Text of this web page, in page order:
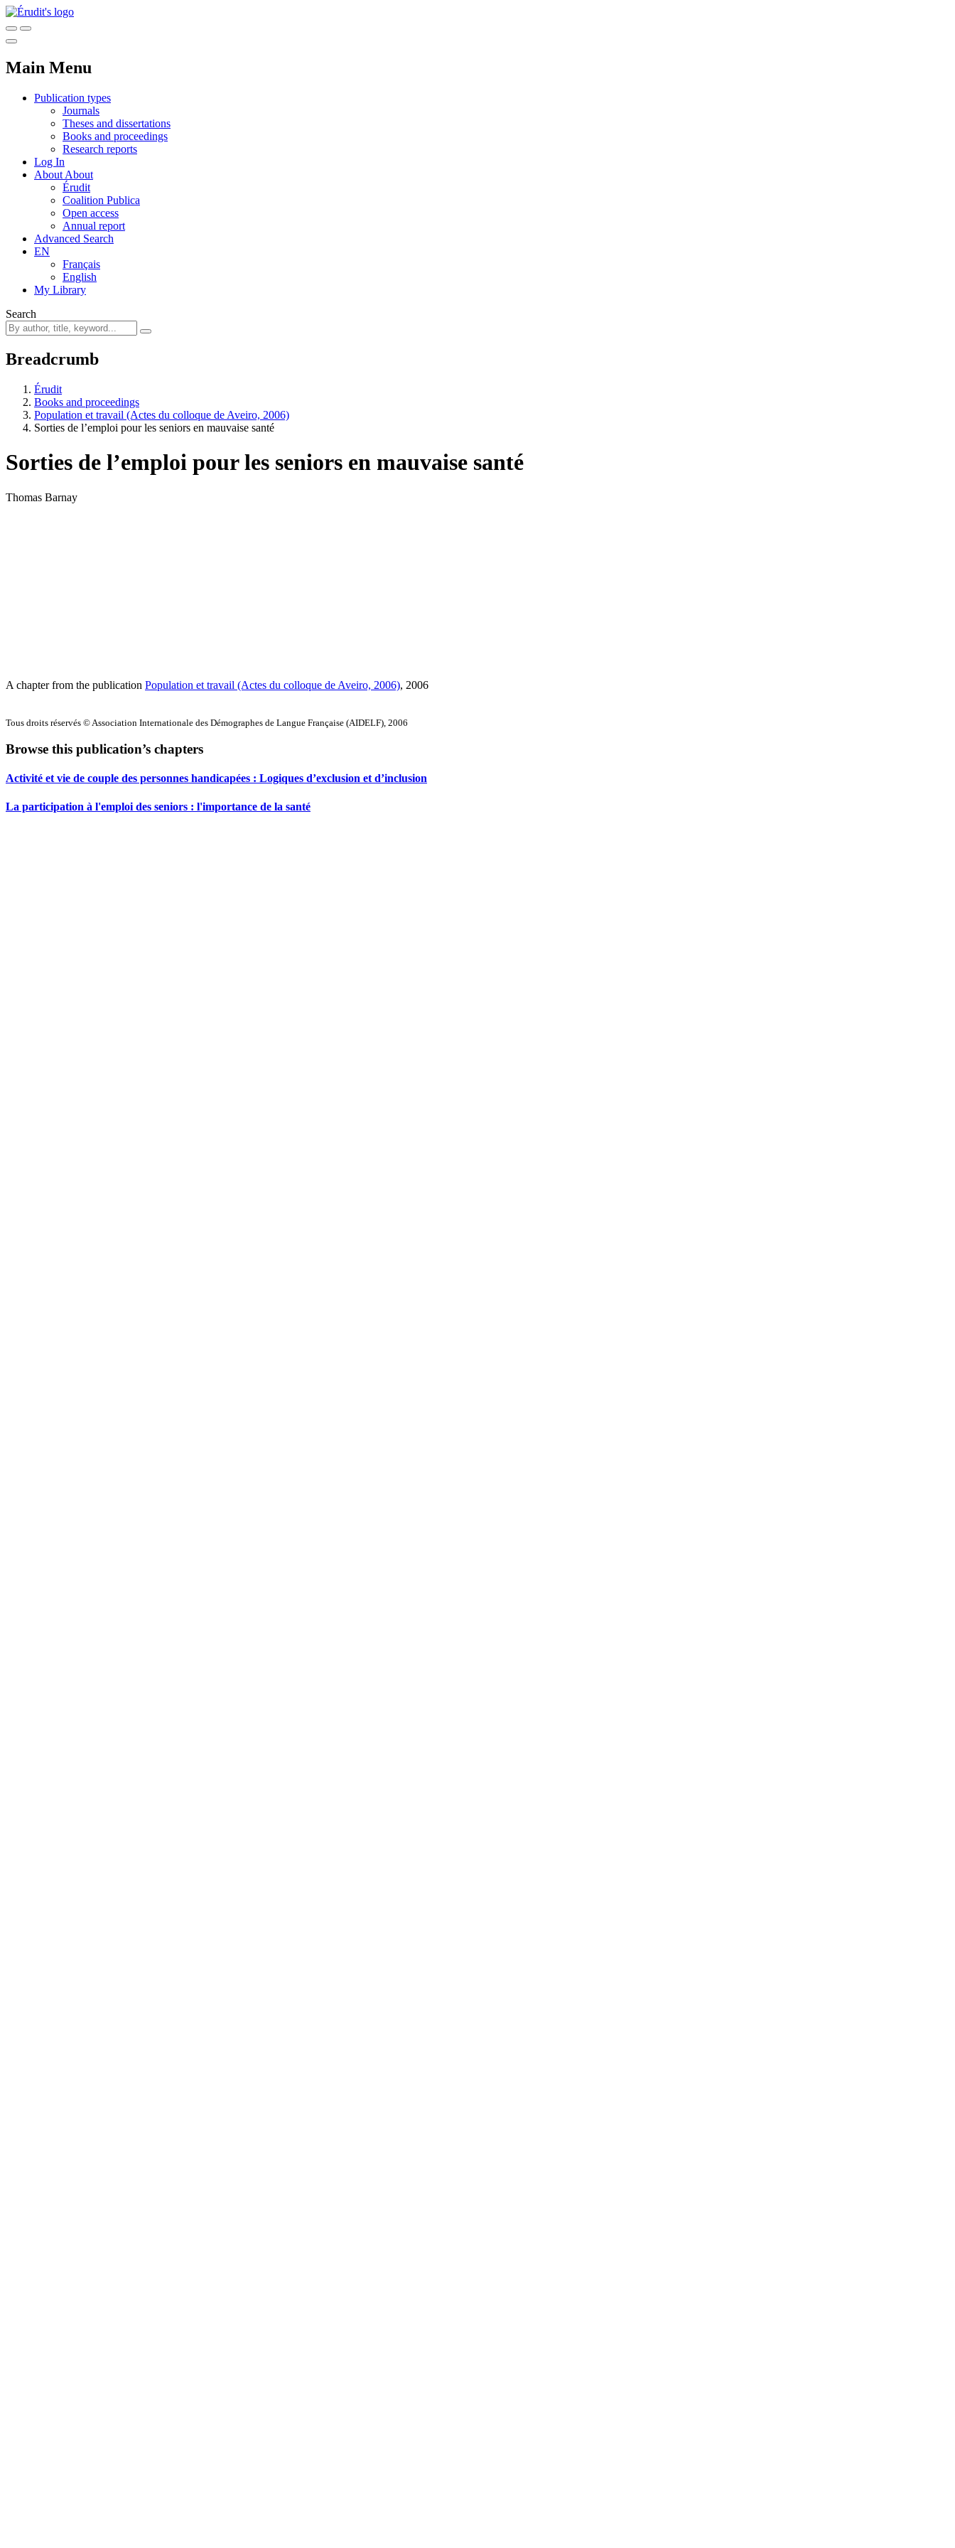
Main Menu
Publication types
Journals
Theses and dissertations
Books and proceedings
Research reports
Log In
About About
Érudit
Coalition Publica
Open access
Annual report
Advanced Search
EN
Français
English
My Library
Search
Breadcrumb
Érudit
Books and proceedings
Population et travail (Actes du colloque de Aveiro, 2006)
Sorties de l’emploi pour les seniors en mauvaise santé
Sorties de l’emploi pour les seniors en mauvaise santé
Thomas Barnay
A chapter from the publication Population et travail (Actes du colloque de Aveiro, 2006), 2006
Tous droits réservés © Association Internationale des Démographes de Langue Française (AIDELF), 2006
Browse this publication’s chapters
Activité et vie de couple des personnes handicapées : Logiques d’exclusion et d’inclusion
La participation à l'emploi des seniors : l'importance de la santé